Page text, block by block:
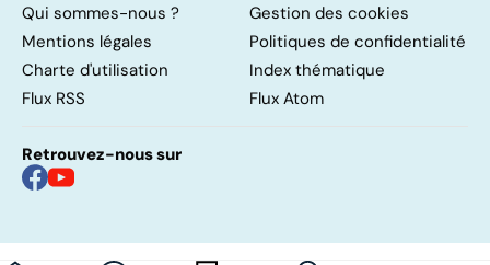
Qui sommes-nous ?
Gestion des cookies
Mentions légales
Politiques de confidentialité
Charte d'utilisation
Index thématique
Flux RSS
Flux Atom
Retrouvez-nous sur